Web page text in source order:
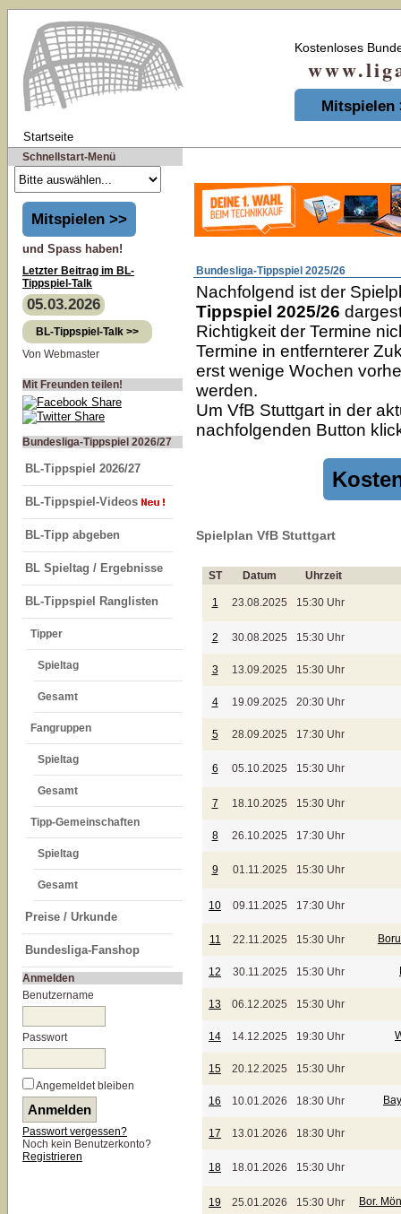
Startseite
Kostenloses
Mitspielen
Schnellstart-Menü
Mitspielen >>
und Spass haben!
Letzter Beitrag im BL-
Tippspiel-Talk
05.03.2026
BL-Tippspiel-Talk >>
Von Webmaster
Mit Freunden teilen!
Bundesliga-Tippspiel 2026/27
BL-Tippspiel 2026/27
BL-Tippspiel-Videos
BL-Tipp abgeben
BL Spieltag / Ergebnisse
BL-Tippspiel Ranglisten
Tipper
Spieltag
Gesamt
Fangruppen
Spieltag
Gesamt
Tipp-Gemeinschaften
Spieltag
Gesamt
Preise / Urkunde
Bundesliga-Fanshop
Anmelden
Benutzername
Passwort
Angemeldet bleiben
Passwort vergessen?
Noch kein Benutzerkonto?
Registrieren
Bundesliga-Tippspiel 2025/26
Nachfolgend ist der
Tippspiel 2025/26
Richtigkeit der Termine
Termine in entfernterer
erst wenige Wochen
werden.
Um VfB Stuttgart in der
nachfolgenden Button
Spielplan VfB Stuttgart
ST Datum Uhrzeit
1 23.08.2025 15:30 Uhr
2 30.08.2025 15:30 Uhr
3 13.09.2025 15:30 Uhr
4 19.09.2025 20:30 Uhr
5 28.09.2025 17:30 Uhr
6 05.10.2025 15:30 Uhr
7 18.10.2025 15:30 Uhr
8 26.10.2025 17:30 Uhr
9 01.11.2025 15:30 Uhr
10 09.11.2025 17:30 Uhr
11 22.11.2025 15:30 Uhr
12 30.11.2025 15:30 Uhr
13 06.12.2025 15:30 Uhr
14 14.12.2025 19:30 Uhr
15 20.12.2025 15:30 Uhr
16 10.01.2026 18:30 Uhr
17 13.01.2026 18:30 Uhr
18 18.01.2026 15:30 Uhr
19 25.01.2026 15:30 Uhr Bor.